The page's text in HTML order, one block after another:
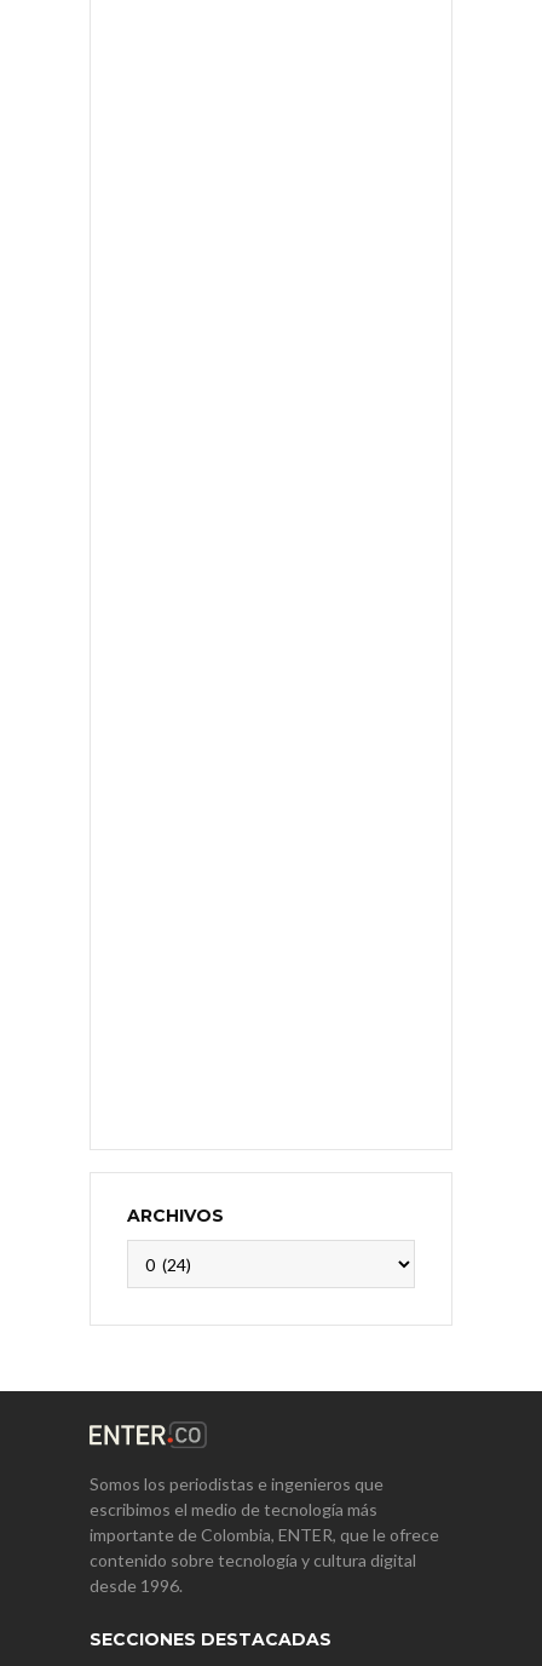
ARCHIVOS
Somos los periodistas e ingenieros que
escribimos el medio de tecnología más
importante de Colombia, ENTER, que le ofrece
contenido sobre tecnología y cultura digital
desde 1996.
SECCIONES DESTACADAS